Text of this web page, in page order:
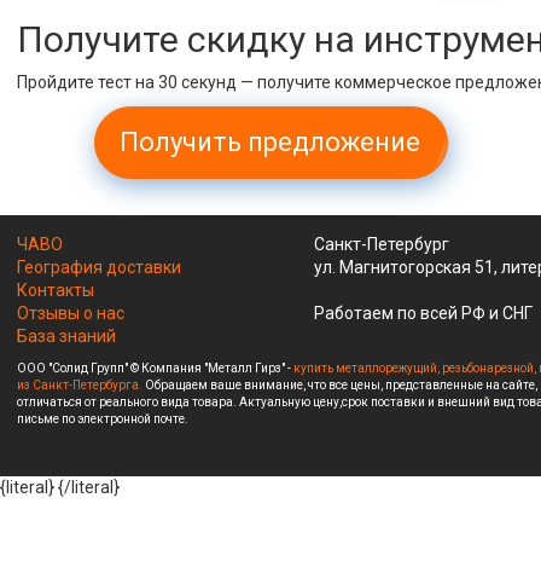
Получите скидку на
Пройдите тест на 30 секунд — получите коммерческое
Получить предложение
ЧАВО
География доставки
Контакты
Отзывы о нас
База знаний
Санкт-Петербург
ул. Магнитогорская 51,
Работаем по всей РФ и СНГ
ООО "Солид Групп" © Компания "Металл Гирз" - купить металлорежущий,
из Санкт-Петербурга. Обращаем ваше внимание, что все цены, представленные на
отличаться от реального вида товара. Актуальную цену,срок поставки и внешний вид
письме по электронной почте.
{literal}{/literal}